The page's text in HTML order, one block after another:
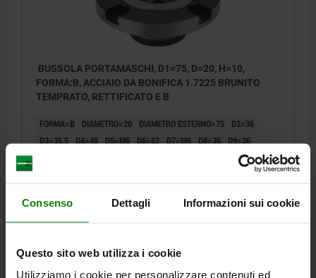
Consenso Dettagli Informazioni sui cookie
Questo sito web utilizza i cookie
Utilizziamo i cookie per personalizzare contenuti ed
BUSSOLA PORTAMASCHI, D1=75, D=20, H=10,
FORMA:B, ACCIAIO DA BONIFICA 1.7225 BRUNITO
TEMPRATO, RETTIFICATO E B
FORMA=B DIAMETRO=20 DIAMETRO ESTERNO=75
D2=36
D3=35,5 D4=48 D5=M6 D6=62 D7=M6 D8=36 D9=36
+ IVA